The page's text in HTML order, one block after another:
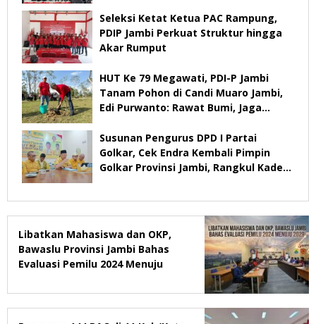
Seleksi Ketat Ketua PAC Rampung,
PDIP Jambi Perkuat Struktur hingga
Akar Rumput
HUT Ke 79 Megawati, PDI-P Jambi
Tanam Pohon di Candi Muaro Jambi,
Edi Purwanto: Rawat Bumi, Jaga
Susunan Pengurus DPD I Partai
Golkar, Cek Endra Kembali Pimpin
Golkar Provinsi Jambi, Rangkul Kader
Libatkan Mahasiswa dan OKP,
Bawaslu Provinsi Jambi Bahas
Evaluasi Pemilu 2024 Menuju